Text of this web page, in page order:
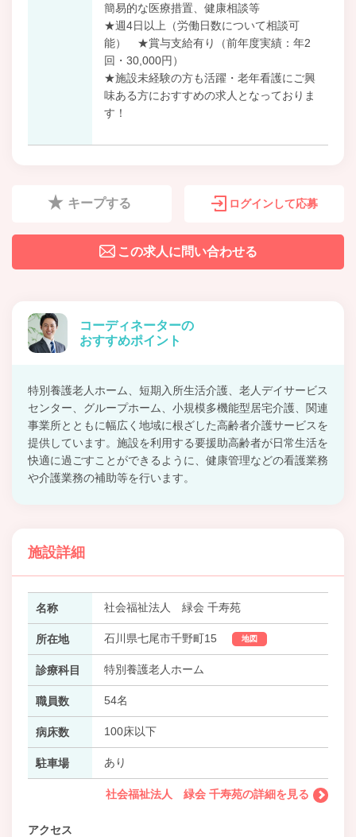
簡易的な医療措置、健康相談等
★週4日以上（労働日数について相談可
能） ★賞与支給有り（前年度実績：年2
回・30,000円）
★施設未経験の方も活躍・老年看護にご興
味ある方におすすめの求人となっておりま
す！
キープする ログインして応募
この求人に問い合わせる
コーディネーターの
おすすめポイント
特別養護老人ホーム、短期入所生活介護、老人デイサービス
センター、グループホーム、小規模多機能型居宅介護、関連
事業所とともに幅広く地域に根ざした高齢者介護サービスを
提供しています。施設を利用する要援助高齢者が日常生活を
快適に過ごすことができるように、健康管理などの看護業務
や介護業務の補助等を行います。
施設詳細
名称 社会福祉法人 緑会 千寿苑
所在地 石川県七尾市千野町15 地図
診療科目 特別養護老人ホーム
職員数 54名
病床数 100床以下
駐車場 あり
社会福祉法人 緑会 千寿苑の詳細を見る
アクセス